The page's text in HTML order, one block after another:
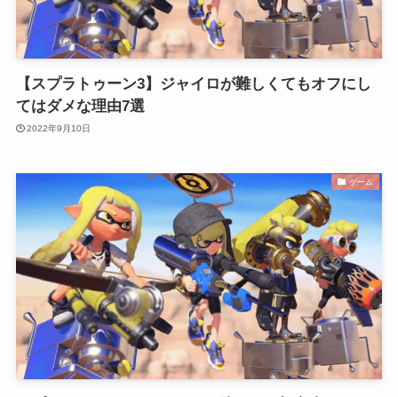
【スプラトゥーン3】ジャイロが難しくてもオフにし
てはダメな理由7選
2022年9月10日
ゲーム